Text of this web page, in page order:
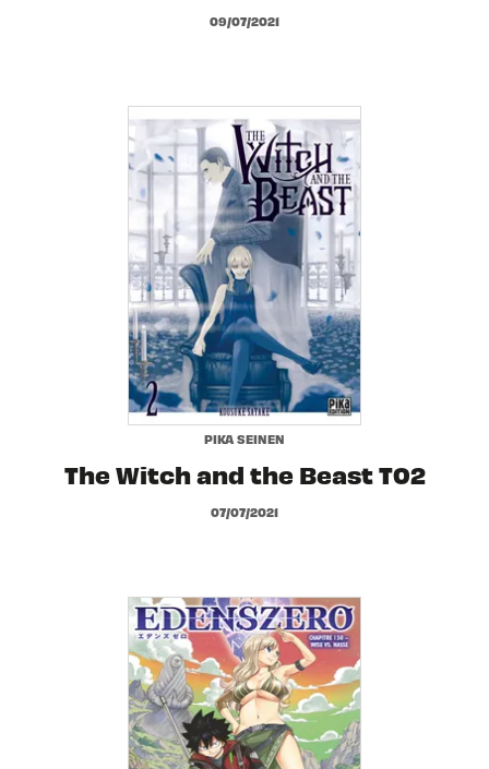
09/07/2021
PIKA SEINEN
The Witch and the Beast T02
07/07/2021